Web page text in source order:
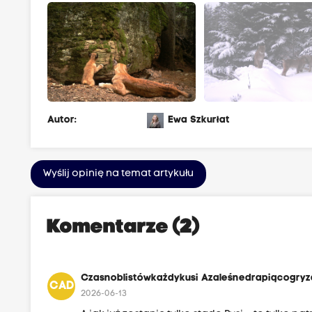
Autor: Ewa Szkurłat
Wyślij opinię na temat artykułu
Komentarze (2)
CAD
Czasnoblistówkażdykusi
2026-06-13